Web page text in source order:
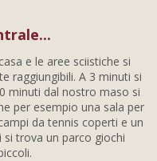
e le aree sciistiche si
raggiungibili. A 3 minuti si
minuti dal nostro maso si
per esempio una sala per
da tennis coperti e un
trova un parco giochi